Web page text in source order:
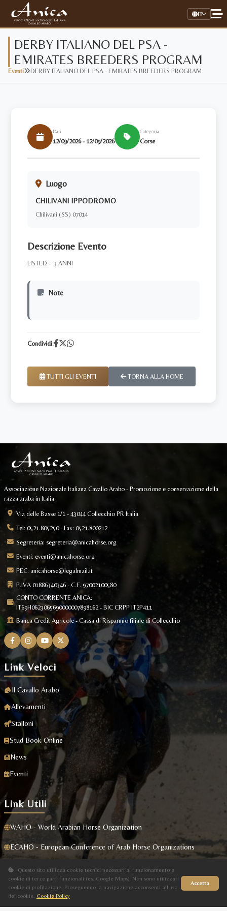
IT
Home
Allevamenti
Link Utili
AREA RISERVATA
DERBY ITALIANO DEL PSA -
EMIRATES BREEDERS PROGRAM
Eventi DERBY ITALIANO DEL PSA - EMIRATES BREEDERS PROGRAM
Dati
12/09/2026 - 12/09/2026
Categoria
Corse
Luogo
CHILIVANI IPPODROMO
Chilivani (SS) 07014
Descrizione Evento
LISTED - 3 ANNI
Note
Condividi:
TUTTI GLI EVENTI TORNA ALLA HOME
Associazione Nazionale Italiana Cavallo Arabo - Promozione e conservazione della
razza araba in Italia.
Via delle Basse 1/1 - 43044 Collecchio PR Italia
Tel: 0521.805250 - Fax: 0521.800212
Segreteria: segreteria@anicahorse.org
Eventi: eventi@anicahorse.org
PEC: anicahorse@legalmail.it
P.IVA 01886340346 - C.F. 97002100580
CONTO CORRENTE ANICA:
IT69H0623065690000007898162 - BIC CRPP IT2P411
Banca Credit Agricole - Cassa di Risparmio filiale di Collecchio
Link Veloci
Il Cavallo Arabo
Allevamenti
Stalloni
Stud Book Online
News
Eventi
Link Utili
WAHO - World Arabian Horse Organization
ECAHO - European Conference of Arab Horse Organizations
MasafQuesto sito utilizza cookie tecnici necessari al funzionamento e
cookie di terze parti funzionali (es. Google Maps). Non sono utilizzati
cookie di profilazione. Proseguendo la navigazione acconsenti all'uso
dei cookie. Cookie Policy
Accetta